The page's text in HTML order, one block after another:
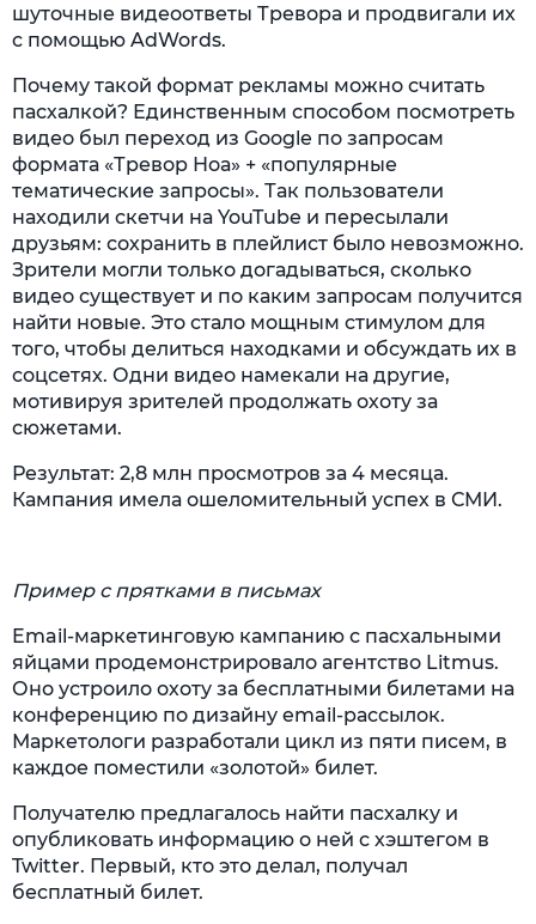
шуточные видеоответы Тревора и продвигали их
с помощью AdWords.
Почему такой формат рекламы можно считать
пасхалкой? Единственным способом посмотреть
видео был переход из Google по запросам
формата «Тревор Ноа» + «популярные
тематические запросы». Так пользователи
находили скетчи на YouTube и пересылали
друзьям: сохранить в плейлист было невозможно.
Зрители могли только догадываться, сколько
видео существует и по каким запросам получится
найти новые. Это стало мощным стимулом для
того, чтобы делиться находками и обсуждать их в
соцсетях. Одни видео намекали на другие,
мотивируя зрителей продолжать охоту за
сюжетами.
Результат: 2,8 млн просмотров за 4 месяца.
Кампания имела ошеломительный успех в СМИ.
Пример с прятками в письмах
Email-маркетинговую кампанию с пасхальными
яйцами продемонстрировало агентство Litmus.
Оно устроило охоту за бесплатными билетами на
конференцию по дизайну email-рассылок.
Маркетологи разработали цикл из пяти писем, в
каждое поместили «золотой» билет.
Получателю предлагалось найти пасхалку и
опубликовать информацию о ней с хэштегом в
Twitter. Первый, кто это делал, получал
бесплатный билет.